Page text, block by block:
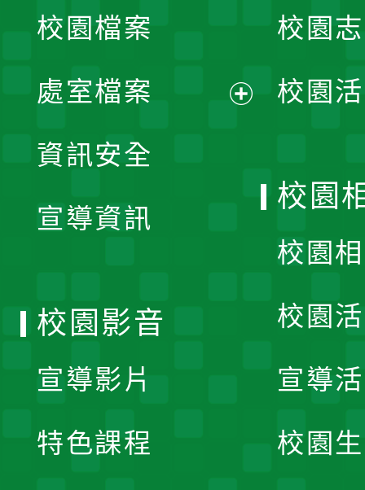
單
校園檔案
處室檔案
資訊安全
宣導資訊
校園
校園
校園
校園
校園
宣導
校園
校園影音
宣導影片
特色課程